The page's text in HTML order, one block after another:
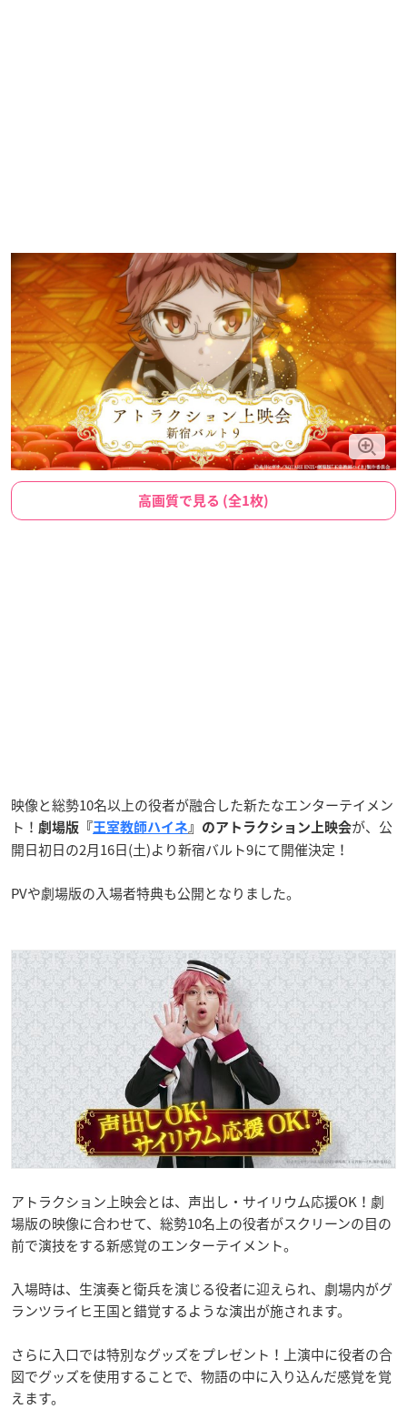
高画質で見る (全1枚)
映像と総勢10名以上の役者が融合した新たなエンターテイメン
ト！ 劇場版『王室教師ハイネ 』のアトラクション上映会が、公
開日初日の2月16日(土)より新宿バルト9にて開催決定！
PVや劇場版の入場者特典も公開となりました。
アトラクション上映会とは、声出し・サイリウム応援OK！劇
場版の映像に合わせて、総勢10名上の役者がスクリーンの目の
前で演技をする新感覚のエンターテイメント。
入場時は、生演奏と衛兵を演じる役者に迎えられ、劇場内がグ
ランツライヒ王国と錯覚するような演出が施されます。
さらに入口では特別なグッズをプレゼント！上演中に役者の合
図でグッズを使用することで、物語の中に入り込んだ感覚を覚
えます。